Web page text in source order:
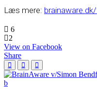
Læs mere:
6
2
View on Facebook
Share